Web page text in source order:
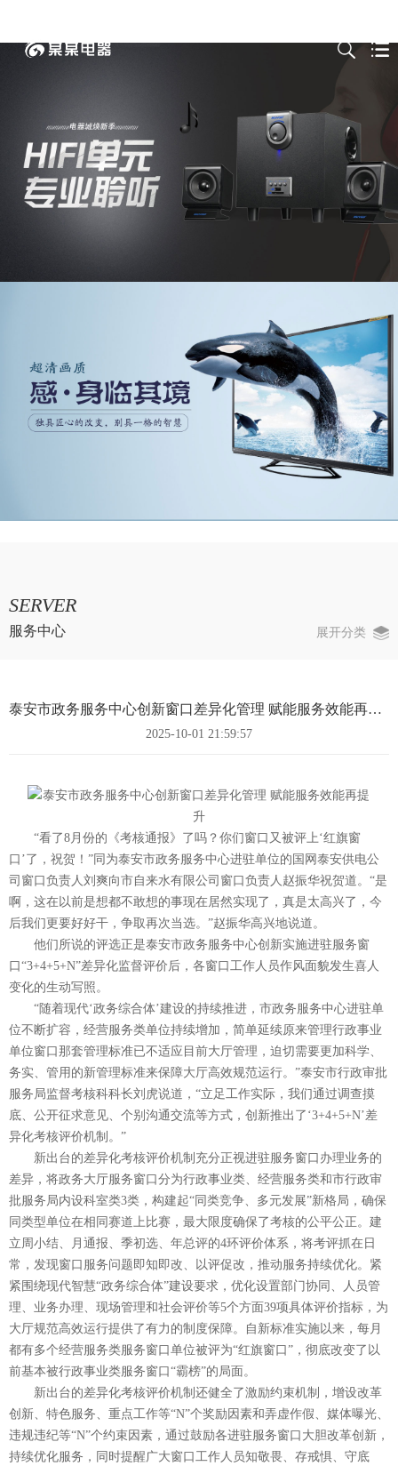
SERVER
服务中心 展开分类
泰安市政务服务中心创新窗口差异化管理 赋能服务效能再提升
2025-10-01 21:59:57
“看了8月份的《考核通报》了吗？你们窗口又被评上‘红旗窗
口’了，祝贺！”同为泰安市政务服务中心进驻单位的国网泰安供电公
司窗口负责人刘爽向市自来水有限公司窗口负责人赵振华祝贺道。“是
啊，这在以前是想都不敢想的事现在居然实现了，真是太高兴了，今
后我们更要好好干，争取再次当选。”赵振华高兴地说道。
他们所说的评选正是泰安市政务服务中心创新实施进驻服务窗
口“3+4+5+N”差异化监督评价后，各窗口工作人员作风面貌发生喜人
变化的生动写照。
“随着现代‘政务综合体’建设的持续推进，市政务服务中心进驻单
位不断扩容，经营服务类单位持续增加，简单延续原来管理行政事业
单位窗口那套管理标准已不适应目前大厅管理，迫切需要更加科学、
务实、管用的新管理标准来保障大厅高效规范运行。”泰安市行政审批
服务局监督考核科科长刘虎说道，“立足工作实际，我们通过调查摸
底、公开征求意见、个别沟通交流等方式，创新推出了‘3+4+5+N’差
异化考核评价机制。”
新出台的差异化考核评价机制充分正视进驻服务窗口办理业务的
差异，将政务大厅服务窗口分为行政事业类、经营服务类和市行政审
批服务局内设科室类3类，构建起“同类竞争、多元发展”新格局，确保
同类型单位在相同赛道上比赛，最大限度确保了考核的公平公正。建
立周小结、月通报、季初选、年总评的4环评价体系，将考评抓在日
常，发现窗口服务问题即知即改、以评促改，推动服务持续优化。紧
紧围绕现代智慧“政务综合体”建设要求，优化设置部门协同、人员管
理、业务办理、现场管理和社会评价等5个方面39项具体评价指标，为
大厅规范高效运行提供了有力的制度保障。自新标准实施以来，每月
都有多个经营服务类服务窗口单位被评为“红旗窗口”，彻底改变了以
前基本被行政事业类服务窗口“霸榜”的局面。
新出台的差异化考核评价机制还健全了激励约束机制，增设改革
创新、特色服务、重点工作等“N”个奖励因素和弄虚作假、媒体曝光、
违规违纪等“N”个约束因素，通过鼓励各进驻服务窗口大胆改革创新，
持续优化服务，同时提醒广大窗口工作人员知敬畏、存戒惧、守底